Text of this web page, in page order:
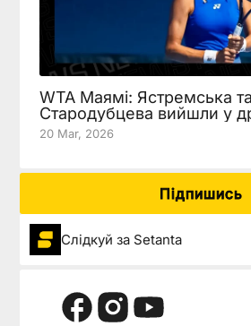
WTA Маямі: Ястремська та
Стародубцева вийшли у
20 Mar, 2026
Підпишись
Слідкуй за Setanta